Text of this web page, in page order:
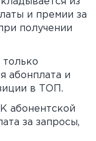
и премии за
получении
только
абонплата и
в ТОП.
К абонентской
за запросы,